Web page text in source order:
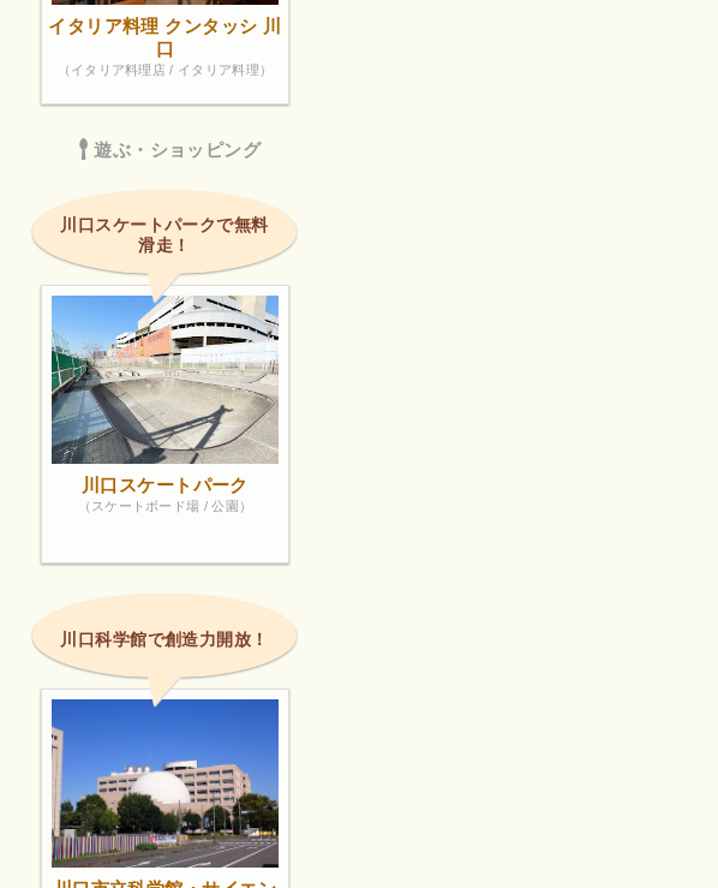
イタリア料理 クンタッシ 川
口
（イタリア料理店 / イタリア料理）
遊ぶ・ショッピング
川口スケートパークで無料
滑走！
川口スケートパーク
（スケートボード場 / 公園）
川口科学館で創造力開放！